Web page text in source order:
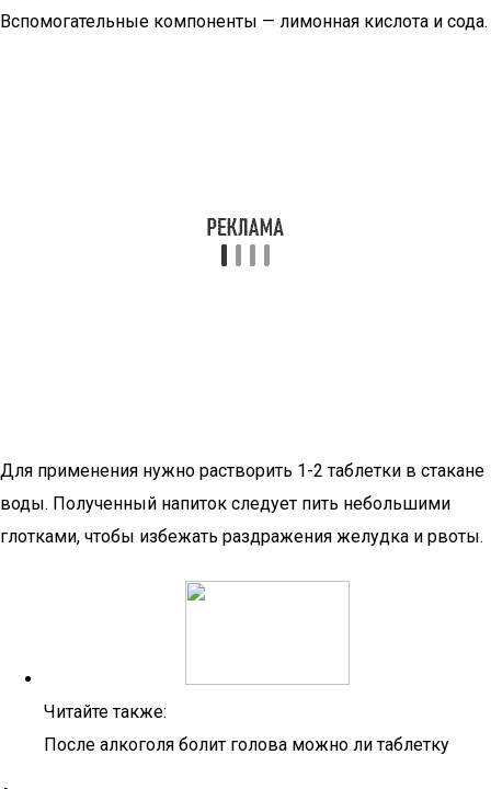
Вспомогательные компоненты — лимонная кислота и сода.
Для применения нужно растворить 1-2 таблетки в стакане
воды. Полученный напиток следует пить небольшими
глотками, чтобы избежать раздражения желудка и рвоты.
Читайте также:
После алкоголя болит голова можно ли таблетку